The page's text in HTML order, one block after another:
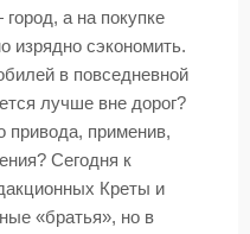
а на покупке
изрядно сэкономить.
в повседневной
лучше вне дорог?
привода, применив,
Сегодня к
Креты и
«братья», но в